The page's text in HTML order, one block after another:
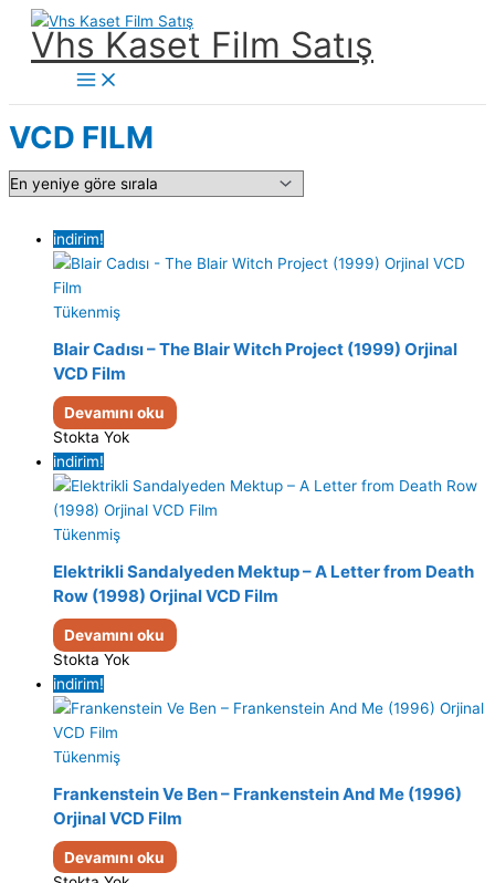
İçeriğe
Vhs Kaset Film Satış
Main
Menu
VCD FILM
indirim!
Tükenmiş
Blair Cadısı – The Blair Witch Project (1999) Orjinal
VCD Film
Devamını oku
Stokta Yok
indirim!
Tükenmiş
Elektrikli Sandalyeden Mektup – A Letter from Death
Row (1998) Orjinal VCD Film
Devamını oku
Stokta Yok
indirim!
Tükenmiş
Frankenstein Ve Ben – Frankenstein And Me (1996)
Orjinal VCD Film
Devamını oku